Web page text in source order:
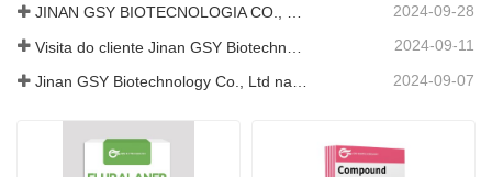
JINAN GSY BIOTECNOLOGIA CO., LTD. participou da Exposição Internacional de Pecuária do Paquistão de 2024 IPEX 2024-09-28
2024-09-11
2024-09-07